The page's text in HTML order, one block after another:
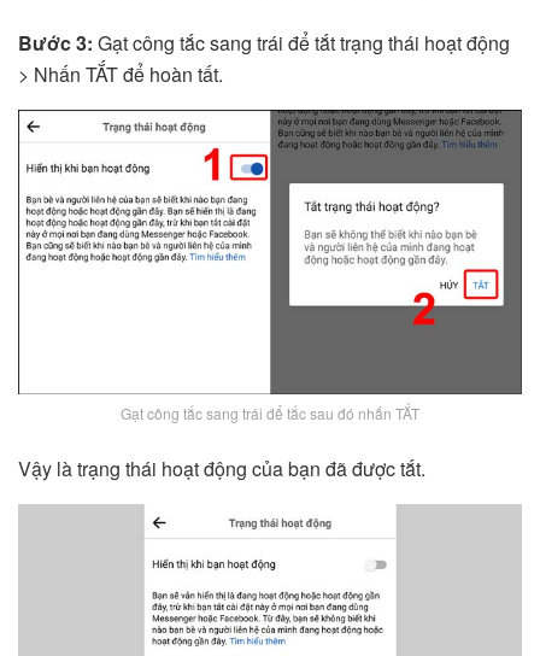
Bước 3: Gạt công tắc sang trái để tắt trạng thái hoạt động
> Nhấn TẮT để hoàn tất.
Gạt công tắc sang trái để tắc sau đó nhấn TẮT
Vậy là trạng thái hoạt động của bạn đã được tắt.